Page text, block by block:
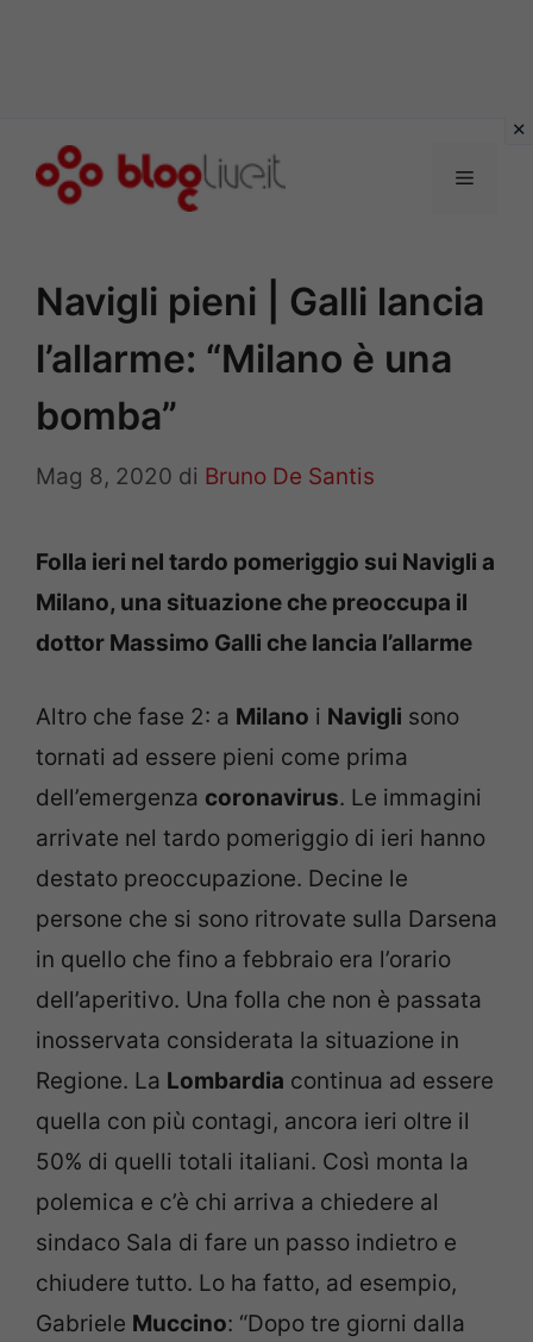
Menu
Navigli pieni | Galli lancia
l’allarme: “Milano è una
bomba”
Mag 8, 2020 di Bruno De Santis
Folla ieri nel tardo pomeriggio sui Navigli a
Milano, una situazione che preoccupa il
dottor Massimo Galli che lancia l’allarme
Altro che fase 2: a Milano i Navigli sono
tornati ad essere pieni come prima
dell’emergenza coronavirus. Le immagini
arrivate nel tardo pomeriggio di ieri hanno
destato preoccupazione. Decine le
persone che si sono ritrovate sulla Darsena
in quello che fino a febbraio era l’orario
dell’aperitivo. Una folla che non è passata
inosservata considerata la situazione in
Regione. La Lombardia continua ad essere
quella con più contagi, ancora ieri oltre il
50% di quelli totali italiani. Così monta la
polemica e c’è chi arriva a chiedere al
sindaco Sala di fare un passo indietro e
chiudere tutto. Lo ha fatto, ad esempio,
Gabriele Muccino: “Dopo tre giorni dalla